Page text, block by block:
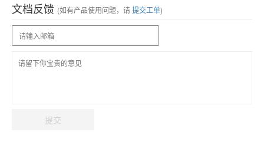
文档反馈 (如有产品使用问题，请提交工单)
提交